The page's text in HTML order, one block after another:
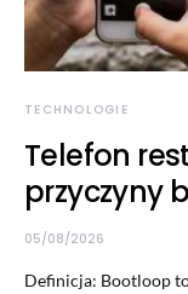
TECHNOLOGIE
Telefon
przyczyny
05/08/2026
Definicja: Bootloop